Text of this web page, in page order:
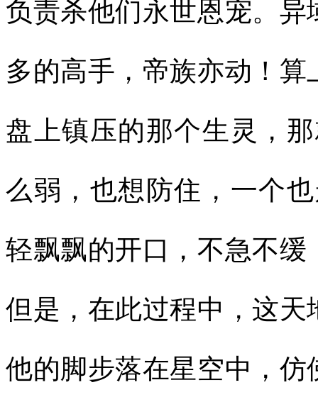
负责杀他们永世恩宠。
多的高手，帝族亦动！
盘上镇压的那个生灵，
么弱，也想防住，一个
轻飘飘的开口，不急不
但是，在此过程中，这
他的脚步落在星空中，